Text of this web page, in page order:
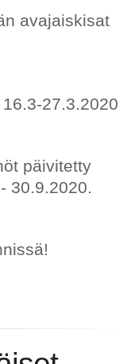
avajaiskisat
27.3.2020
päivitetty
30.9.2020.